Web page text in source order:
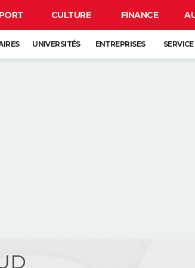
CULTURE FINANCE
UNIVERSITÉS ENTREPRISES